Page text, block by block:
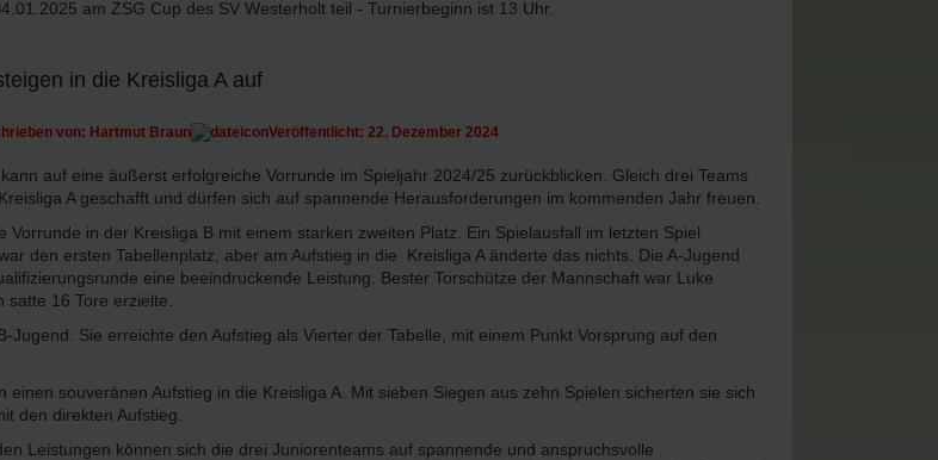
am ZSG Cup des SV Westerholt teil - Turnierbeginn ist 13 Uhr.
in die Kreisliga A auf
von: Hartmut Braun Veröffentlicht: 22. Dezember 2024
auf eine äußerst erfolgreiche Vorrunde im Spieljahr 2024/25 zurückblicken. Gleich drei Teams
A geschafft und dürfen sich auf spannende Herausforderungen im kommenden Jahr freuen.
Vorrunde in der Kreisliga B mit einem starken zweiten Platz. Ein Spielausfall im letzten Spiel
den ersten Tabellenplatz, aber am Aufstieg in die Kreisliga A änderte das nichts. Die A-Jugend
eine beeindruckende Leistung. Bester Torschütze der Mannschaft war Luke
16 Tore erzielte.
Jugend. Sie erreichte den Aufstieg als Vierter der Tabelle, mit einem Punkt Vorsprung auf den
einen souveränen Aufstieg in die Kreisliga A. Mit sieben Siegen aus zehn Spielen sicherten sie sich
den direkten Aufstieg.
Leistungen können sich die drei Juniorenteams auf spannende und anspruchsvolle